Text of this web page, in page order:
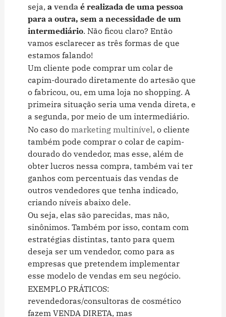
seja, a venda é realizada de uma pessoa
para a outra, sem a necessidade de um
intermediário. Não ficou claro? Então
vamos esclarecer as três formas de que
estamos falando!
Um cliente pode comprar um colar de
capim-dourado diretamente do artesão que
o fabricou, ou, em uma loja no shopping. A
primeira situação seria uma venda direta, e
a segunda, por meio de um intermediário.
No caso do marketing multinível, o cliente
também pode comprar o colar de capim-
dourado do vendedor, mas esse, além de
obter lucros nessa compra, também vai ter
ganhos com percentuais das vendas de
outros vendedores que tenha indicado,
criando níveis abaixo dele.
Ou seja, elas são parecidas, mas não,
sinônimos. Também por isso, contam com
estratégias distintas, tanto para quem
deseja ser um vendedor, como para as
empresas que pretendem implementar
esse modelo de vendas em seu negócio.
EXEMPLO PRÁTICOS:
revendedoras/consultoras de cosmético
fazem VENDA DIRETA, mas